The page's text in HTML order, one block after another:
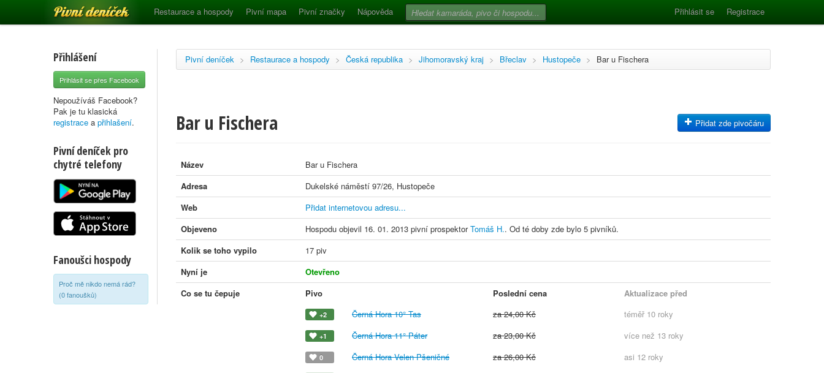
Pivní deníček Restaurace a hospody Pivní mapa Pivní značky Nápověda Přihlásit se Registrace
Přihlášení
Přihlásit se přes Facebook
Nepoužíváš Facebook?
Pak je tu klasická
registrace a přihlašení.
Pivní deníček pro
chytré telefony
Fanoušci hospody
Proč mě nikdo nemá rád?
(0 fanoušků)
Pivní deníček > Restaurace a hospody > Česká republika > Jihomoravský kraj > Břeclav > Hustopeče > Bar u Fischera
Bar u Fischera Přidat zde pivočáru
Název
Bar u Fischera
Adresa
Dukelské náměstí 97/26, Hustopeče
Web
Přidat internetovou adresu...
Objeveno
Hospodu objevil 16. 01. 2013 pivní prospektorTomáš H.. Od té doby zde bylo 5 pivníků.
Kolik se toho vypilo
17 piv
Nyní je
Otevřeno
Co se tu čepuje
Pivo Poslední cena Aktualizace před
+2 Černá Hora 10° Tas za 24,00 Kč téměř 10 roky
+1 Černá Hora 11° Páter za 23,00 Kč více než 13 roky
0 Černá Hora Velen Pšeničné za 26,00 Kč asi 12 roky